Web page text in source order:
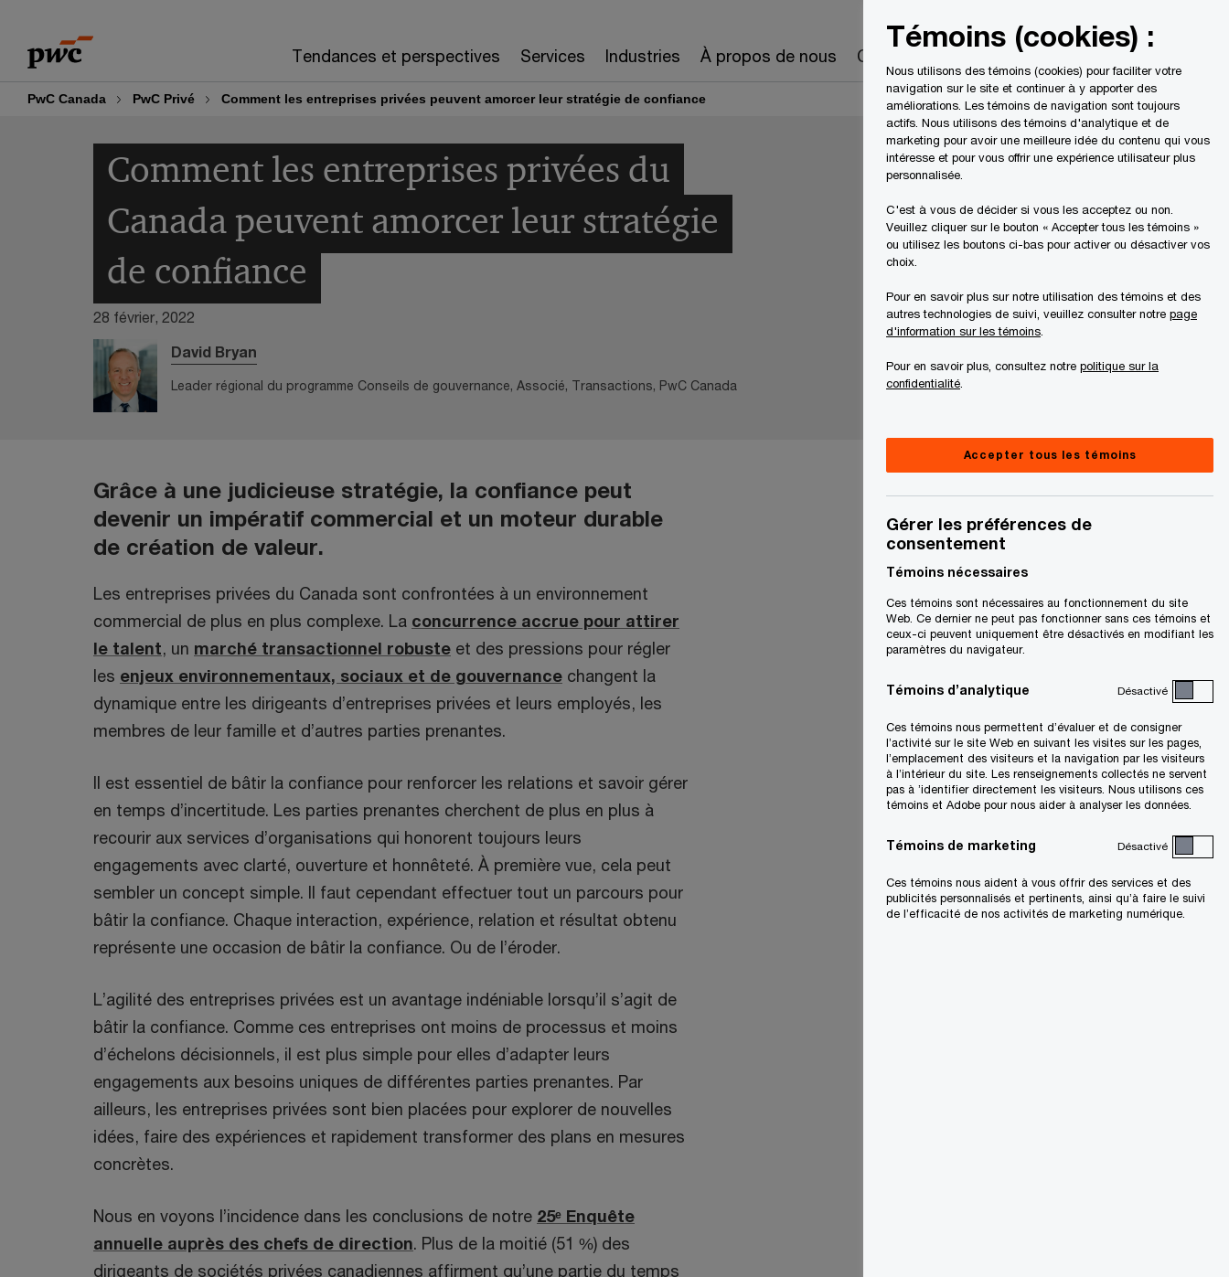
content
footer
Tendances et perspectives Services Industries À propos de nous Carrières Recherche
PwC Canada PwC Privé Comment les entreprises privées peuvent amorcer leur stratégie de confiance
Comment les entreprises privées du
Canada peuvent amorcer leur stratégie
de confiance
28 février, 2022
David Bryan
Leader régional du programme Conseils de gouvernance, Associé, Transactions, PwC Canada
Grâce à une judicieuse stratégie, la confiance peut
devenir un impératif commercial et un moteur durable
de création de valeur.
Les entreprises privées du Canada sont confrontées à un environnement
commercial de plus en plus complexe. La concurrence accrue pour attirer
le talent, un marché transactionnel robuste et des pressions pour régler
les enjeux environnementaux, sociaux et de gouvernance changent la
dynamique entre les dirigeants d’entreprises privées et leurs employés, les
membres de leur famille et d’autres parties prenantes.
Il est essentiel de bâtir la confiance pour renforcer les relations et savoir gérer
en temps d’incertitude. Les parties prenantes cherchent de plus en plus à
recourir aux services d’organisations qui honorent toujours leurs
engagements avec clarté, ouverture et honnêteté. À première vue, cela peut
sembler un concept simple. Il faut cependant effectuer tout un parcours pour
bâtir la confiance. Chaque interaction, expérience, relation et résultat obtenu
représente une occasion de bâtir la confiance. Ou de l’éroder.
L’agilité des entreprises privées est un avantage indéniable lorsqu’il s’agit de
bâtir la confiance. Comme ces entreprises ont moins de processus et moins
d’échelons décisionnels, il est plus simple pour elles d’adapter leurs
engagements aux besoins uniques de différentes parties prenantes. Par
ailleurs, les entreprises privées sont bien placées pour explorer de nouvelles
idées, faire des expériences et rapidement transformer des plans en mesures
concrètes.
Nous en voyons l’incidence dans les conclusions de notre 25ᵉ Enquête
annuelle auprès des chefs de direction. Plus de la moitié (51 %) des
dirigeants de sociétés privées canadiennes affirment qu’une partie du temps
Témoins (cookies) :
Nous utilisons des témoins (cookies) pour faciliter votre
navigation sur le site et continuer à y apporter des
améliorations. Les témoins de navigation sont toujours
actifs. Nous utilisons des témoins d'analytique et de
marketing pour avoir une meilleure idée du contenu qui vous
intéresse et pour vous offrir une expérience utilisateur plus
personnalisée.
C'est à vous de décider si vous les acceptez ou non.
Veuillez cliquer sur le bouton « Accepter tous les témoins »
ou utilisez les boutons ci-bas pour activer ou désactiver vos
choix.
Pour en savoir plus sur notre utilisation des témoins et des
autres technologies de suivi, veuillez consulter notre page
d'information sur les témoins
Pour en savoir plus, consultez notre politique sur la
confidentialité
Accepter tous les témoins
Gérer les préférences de
consentement
Témoins nécessaires
Ces témoins sont nécessaires au fonctionnement du site
Web. Ce dernier ne peut pas fonctionner sans ces témoins et
ceux-ci peuvent uniquement être désactivés en modifiant les
paramètres du navigateur.
Témoins d’analytique Désactivé
Ces témoins nous permettent d’évaluer et de consigner
l’activité sur le site Web en suivant les visites sur les pages,
l’emplacement des visiteurs et la navigation par les visiteurs
à l’intérieur du site. Les renseignements collectés ne servent
pas à ’identifier directement les visiteurs. Nous utilisons ces
témoins et Adobe pour nous aider à analyser les données.
Témoins de marketing Désactivé
Ces témoins nous aident à vous offrir des services et des
publicités personnalisés et pertinents, ainsi qu’à faire le suivi
de l’efficacité de nos activités de marketing numérique.